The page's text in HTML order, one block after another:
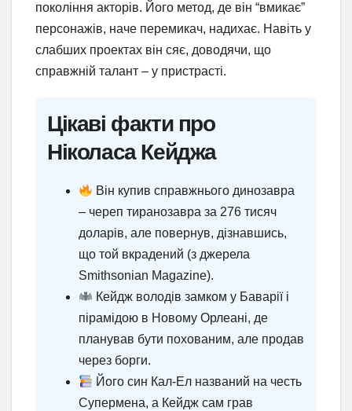
покоління акторів. Його метод, де він “вмикає”
персонажів, наче перемикач, надихає. Навіть у
слабших проектах він сяє, доводячи, що
справжній талант – у пристрасті.
Цікаві факти про
Ніколаса Кейджа
Він купив справжнього динозавра
– череп тиранозавра за 276 тисяч
доларів, але повернув, дізнавшись,
що той вкрадений (з джерела
Smithsonian Magazine).
Кейдж володів замком у Баварії і
пірамідою в Новому Орлеані, де
планував бути похованим, але продав
через борги.
Його син Кал-Ел названий на честь
Супермена, а Кейдж сам грав